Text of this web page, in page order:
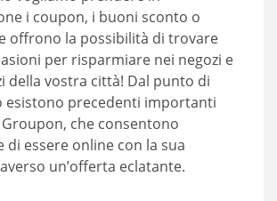
i coupon, i buoni sconto o
offrono la possibilità di trovare
per risparmiare nei negozi e
della vostra città! Dal punto di
esistono precedenti importanti
che consentono
di essere online con la sua
un’offerta eclatante.